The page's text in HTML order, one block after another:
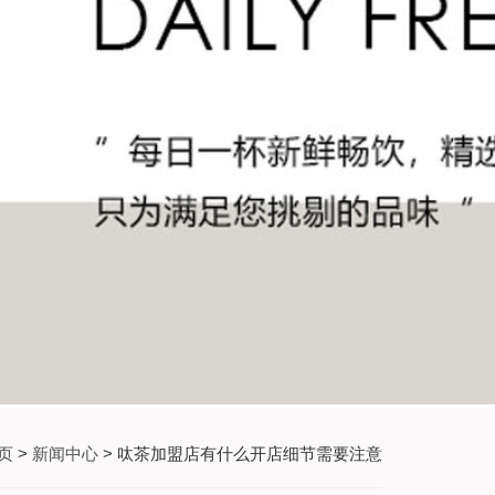
> 新闻中心 > 呔茶加盟店有什么开店细节需要注意